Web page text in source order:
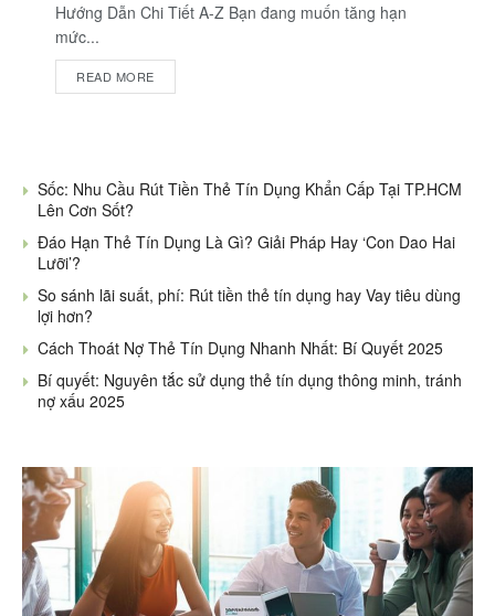
Hướng Dẫn Chi Tiết A-Z Bạn đang muốn tăng hạn
mức...
READ MORE
Sốc: Nhu Cầu Rút Tiền Thẻ Tín Dụng Khẩn Cấp Tại TP.HCM
Lên Cơn Sốt?
Đáo Hạn Thẻ Tín Dụng Là Gì? Giải Pháp Hay ‘Con Dao Hai
Lưỡi’?
So sánh lãi suất, phí: Rút tiền thẻ tín dụng hay Vay tiêu dùng
lợi hơn?
Cách Thoát Nợ Thẻ Tín Dụng Nhanh Nhất: Bí Quyết 2025
Bí quyết: Nguyên tắc sử dụng thẻ tín dụng thông minh, tránh
nợ xấu 2025